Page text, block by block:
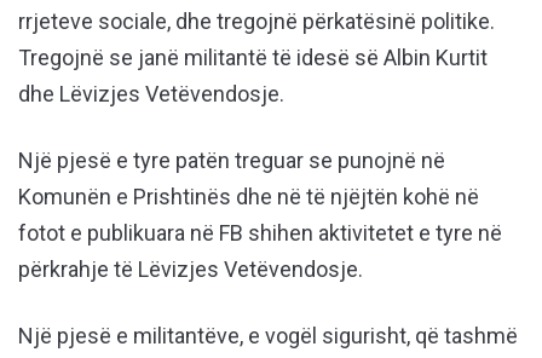
rrjeteve sociale, dhe tregojnë përkatësinë politike.
Tregojnë se janë militantë të idesë së Albin Kurtit
dhe Lëvizjes Vetëvendosje.
Një pjesë e tyre patën treguar se punojnë në
Komunën e Prishtinës dhe në të njëjtën kohë në
fotot e publikuara në FB shihen aktivitetet e tyre në
përkrahje të Lëvizjes Vetëvendosje.
Një pjesë e militantëve, e vogël sigurisht, që tashmë